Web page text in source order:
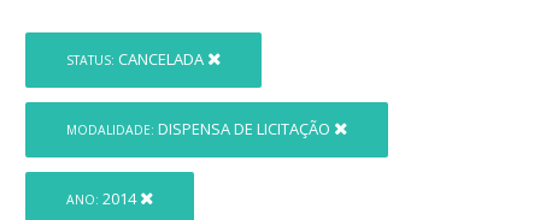
STATUS: CANCELADA
MODALIDADE: DISPENSA DE LICITAÇÃO
ANO: 2014